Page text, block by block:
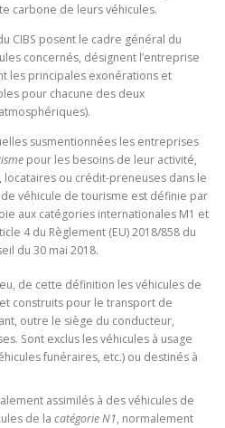
carbone de leurs véhicules.
CIBS posent le cadre général du
concernés, désignent l’entreprise
les principales exonérations et
pour chacune des deux
susmentionnées les entreprises
pour les besoins de leur activité,
ou crédit-preneuses dans le
véhicule de tourisme est définie par
aux catégories internationales M1 et
4 du Règlement (EU) 2018/858 du
du 30 mai 2018.
de cette définition les véhicules de
construits pour le transport de
outre le siège du conducteur,
Sont exclus les véhicules à usage
funéraires, etc.) ou destinés à
assimilés à des véhicules de
de la catégorie N1, normalement